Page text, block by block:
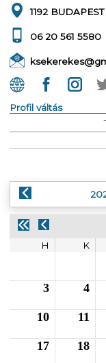
1192
06 20 561 5580
Profil váltás
H
K
3 4
10 11
17 18